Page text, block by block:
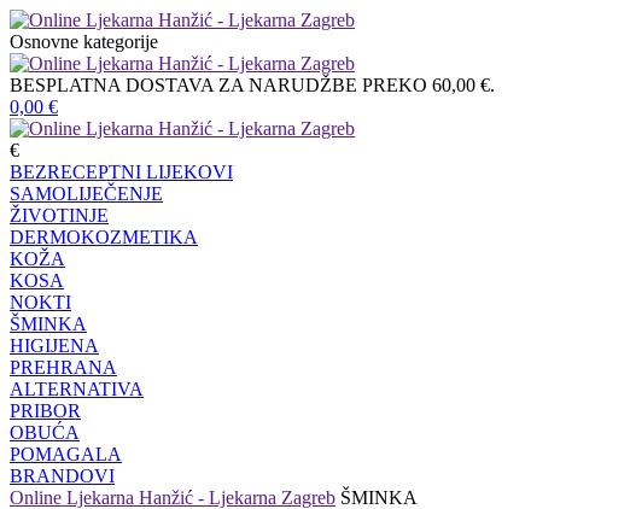
Osnovne kategorije
BESPLATNA DOSTAVA ZA NARUDŽBE PREKO 60,00 €.
0,00 €
€
BEZRECEPTNI LIJEKOVI
SAMOLIJEČENJE
ŽIVOTINJE
DERMOKOZMETIKA
KOŽA
KOSA
NOKTI
ŠMINKA
HIGIJENA
PREHRANA
ALTERNATIVA
PRIBOR
OBUĆA
POMAGALA
BRANDOVI
Online Ljekarna Hanžić - Ljekarna Zagreb ŠMINKA